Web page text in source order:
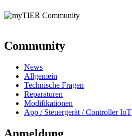
Community
News
Allgemein
Technische Fragen
Reparaturen
Modifikationen
App / Steuergerät / Controller IoT
Anmeldung